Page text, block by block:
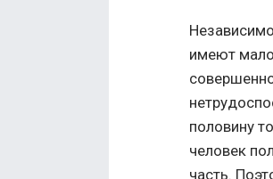
имеют
половину
человек
часть.